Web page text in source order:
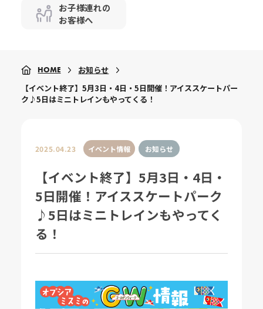
お子様連れの
お客様へ
HOME
お知らせ
【イベント終了】5月3日・4日・5日開催！アイススケートパー
ク♪5日はミニトレインもやってくる！
2025.04.23 イベント情報 お知らせ
【イベント終了】5月3日・4日・
5日開催！アイススケートパーク
♪5日はミニトレインもやってく
る！